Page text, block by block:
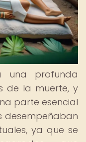
una profunda
de la muerte, y
parte esencial
desempeñaban
ya que se